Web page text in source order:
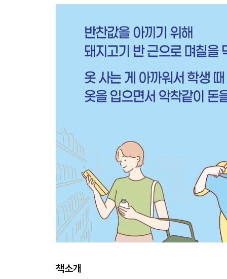
책소개